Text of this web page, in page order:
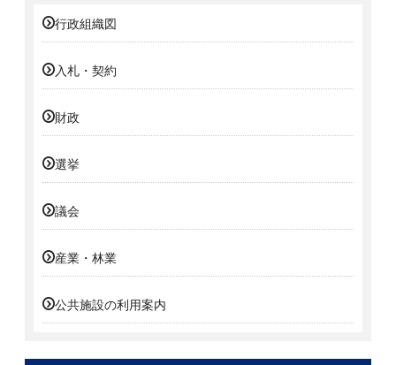
行政組織図
入札・契約
財政
選挙
議会
産業・林業
公共施設の利用案内